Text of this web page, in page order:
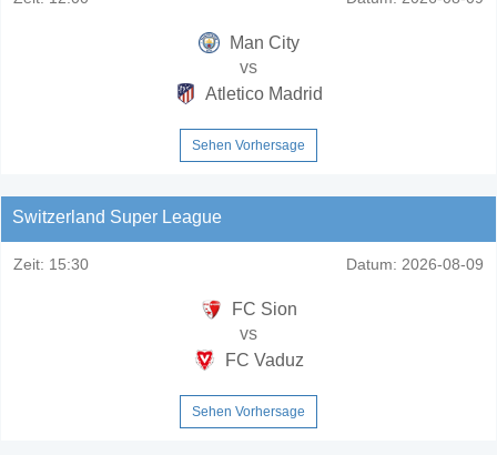
Man City
vs
Atletico Madrid
Sehen Vorhersage
Switzerland Super League
Zeit: 15:30 Datum: 2026-08-09
FC Sion
vs
FC Vaduz
Sehen Vorhersage